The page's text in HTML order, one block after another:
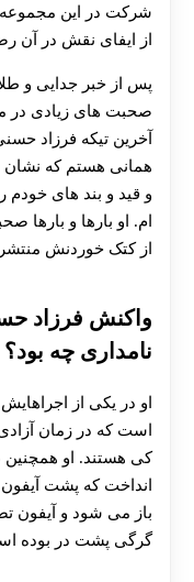
شرکت در این مجموعه
از ایفای نقش در آن
پس از خبر جدایی و
صحبت های زیادی در
آخرین تیکه فرزاد
همانی هستم که نشان
و قید و بند های
ام. او بارها و بارها
از کتک خوردنش
واکنش فرزاد
نامداری چه بود؟
او در یکی از
است که در زمان
کی هستند. او همچنین
انداخت که پشت
باز می شود و
گرگی پشت در بوده